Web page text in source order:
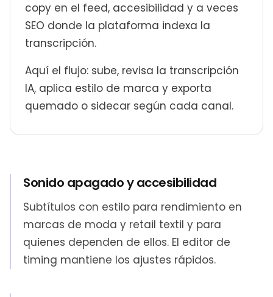
copy en el feed, accesibilidad y a veces
SEO donde la plataforma indexa la
transcripción.
Aquí el flujo: sube, revisa la transcripción
IA, aplica estilo de marca y exporta
quemado o sidecar según cada canal.
Sonido apagado y accesibilidad
Subtítulos con estilo para rendimiento en
marcas de moda y retail textil y para
quienes dependen de ellos. El editor de
timing mantiene los ajustes rápidos.